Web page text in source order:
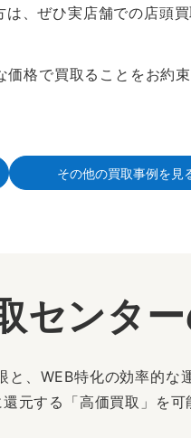
、ぜひ実店舗での店頭
格で買取ることをお約
その他の買取事例を見
センタ
、WEB特化の効率的な
元する「高価買取」を